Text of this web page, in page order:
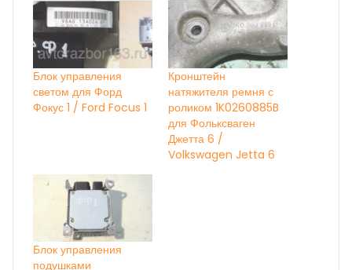
Блок управления
светом для Форд
Фокус 1 / Ford Focus 1
Кронштейн
натяжителя ремня с
роликом 1K0260885B
для Фольксваген
Джетта 6 /
Volkswagen Jetta 6
Блок управления
подушками